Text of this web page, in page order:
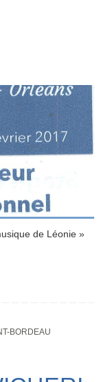
de Léonie »
BORDEAU